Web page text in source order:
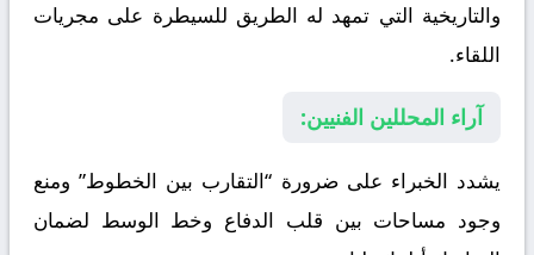
والتاريخية التي تمهد له الطريق للسيطرة على مجريات
اللقاء.
آراء المحللين الفنيين:
يشدد الخبراء على ضرورة “التقارب بين الخطوط” ومنع
وجود مساحات بين قلب الدفاع وخط الوسط لضمان